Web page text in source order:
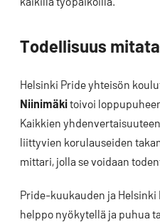
Todellisuus
Helsinki Pride yhteisön
Niinimäkitoivoi
Kaikkien
liittyvien korulauseiden
mittari, jolla se voidaan
Pride-kuukauden ja
helppo nyökytellä ja puhua